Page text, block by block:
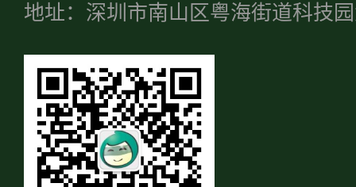
地址：深圳市南山区粤海街道科技